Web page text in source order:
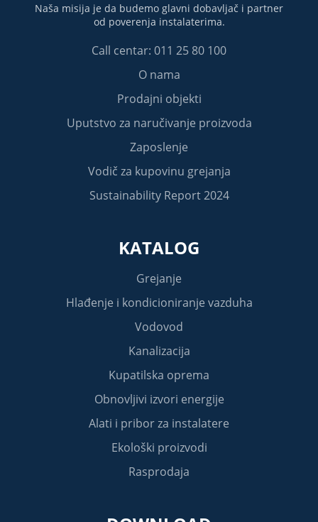
Naša misija je da budemo glavni dobavljač i partner
od poverenja instalaterima.
Call centar: 011 25 80 100
O nama
Prodajni objekti
Uputstvo za naručivanje proizvoda
Zaposlenje
Vodič za kupovinu grejanja
Sustainability Report 2024
KATALOG
Grejanje
Hlađenje i kondicioniranje vazduha
Vodovod
Kanalizacija
Kupatilska oprema
Obnovljivi izvori energije
Alati i pribor za instalatere
Ekološki proizvodi
Rasprodaja